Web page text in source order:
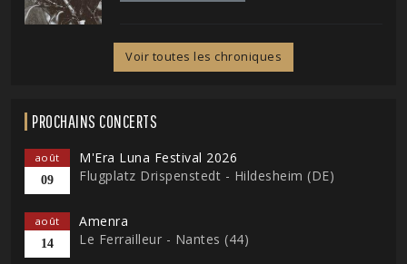
Voir toutes les chroniques
PROCHAINS CONCERTS
août
09
M'Era Luna Festival 2026
Flugplatz Drispenstedt - Hildesheim (DE)
août
14
Amenra
Le Ferrailleur - Nantes (44)